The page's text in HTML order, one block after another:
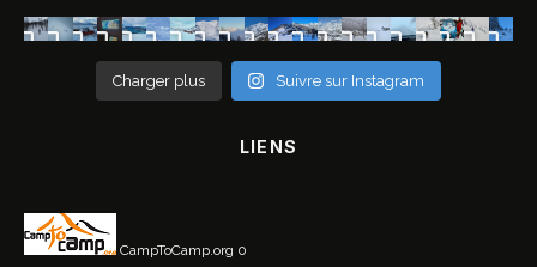
Charger plus Suivre sur Instagram
LIENS
CampToCamp.org 0